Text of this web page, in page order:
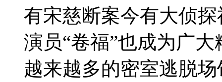
有宋慈断案今有大侦
演员“卷福”也成为广
越来越多的密室逃脱